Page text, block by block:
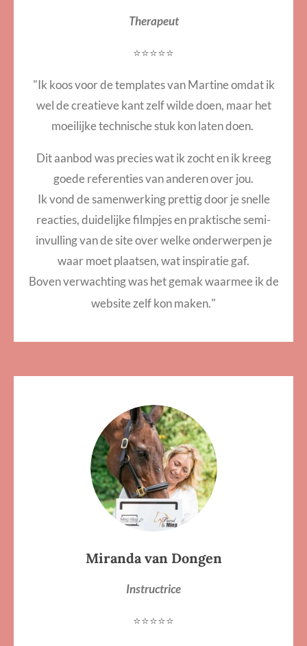
Therapeut
⭐⭐⭐⭐⭐
"Ik koos voor de templates van Martine omdat ik
wel de creatieve kant zelf wilde doen, maar het
moeilijke technische stuk kon laten doen.
Dit aanbod was precies wat ik zocht en ik kreeg
goede referenties van anderen over jou.
Ik vond de samenwerking prettig door je snelle
reacties, duidelijke filmpjes en praktische semi-
invulling van de site over welke onderwerpen je
waar moet plaatsen, wat inspiratie gaf.
Boven verwachting was het gemak waarmee ik de
website zelf kon maken."
Miranda van Dongen
Instructrice
⭐⭐⭐⭐⭐